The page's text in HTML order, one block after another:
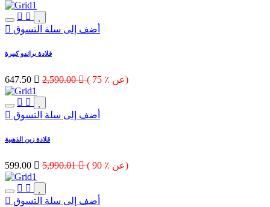
أضف إلى سلة التسوق
قلادة براندو كبيرة
647.50  2,590.00 ( 75 ٪ عن)
أضف إلى سلة التسوق
قلادة زين الذهبية
599.00  5,990.01 ( 90 ٪ عن)
أضف إلى سلة التسوق